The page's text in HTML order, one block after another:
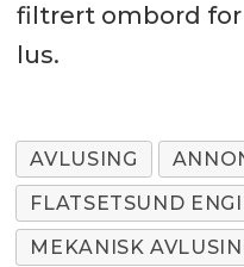
filtrert ombord
lus.
AVLUSING
FLATSETSUND
MEKANISK